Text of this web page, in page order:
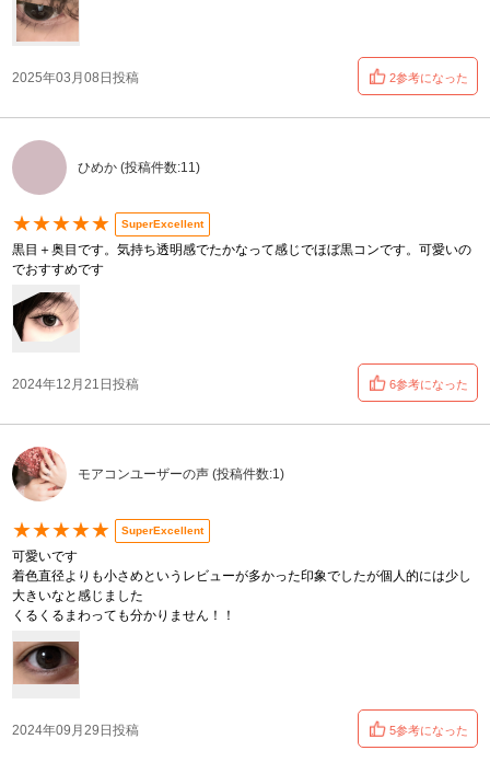
2025年03月08日投稿 2参考になった
ひめか (投稿件数:11)
★★★★★ SuperExcellent
黒目＋奥目です。気持ち透明感でたかなって感じでほぼ黒コンです。可愛いの
でおすすめです
2024年12月21日投稿 6参考になった
モアコンユーザーの声 (投稿件数:1)
★★★★★ SuperExcellent
可愛いです
着色直径よりも小さめというレビューが多かった印象でしたが個人的には少し
大きいなと感じました
くるくるまわっても分かりません！！
2024年09月29日投稿 5参考になった